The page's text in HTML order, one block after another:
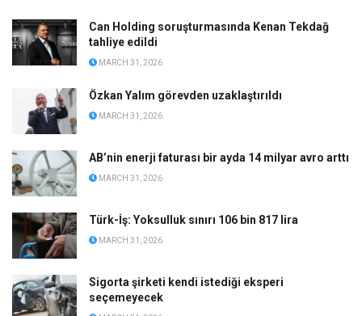
Can Holding soruşturmasında Kenan Tekdağ
tahliye edildi
MARCH 31, 2026
Özkan Yalım görevden uzaklaştırıldı
MARCH 31, 2026
AB’nin enerji faturası bir ayda 14 milyar avro arttı
MARCH 31, 2026
Türk-İş: Yoksulluk sınırı 106 bin 817 lira
MARCH 31, 2026
Sigorta şirketi kendi istediği eksperi
seçemeyecek